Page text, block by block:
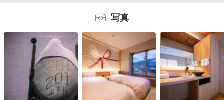
写真